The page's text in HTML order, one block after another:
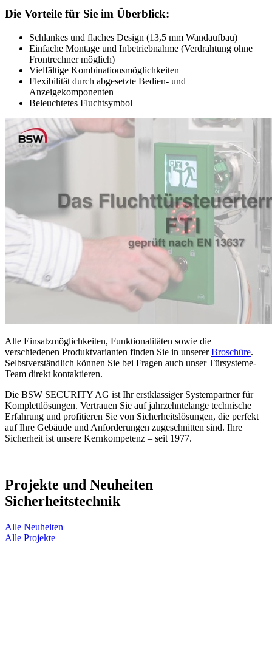
Die Vorteile für Sie im Überblick:
Schlankes und flaches Design (13,5 mm Wandaufbau)
Einfache Montage und Inbetriebnahme (Verdrahtung ohne
Frontrechner möglich)
Vielfältige Kombinationsmöglichkeiten
Flexibilität durch abgesetzte Bedien- und
Anzeigekomponenten
Beleuchtetes Fluchtsymbol
Alle Einsatzmöglichkeiten, Funktionalitäten sowie die
verschiedenen Produktvarianten finden Sie in unserer Broschüre.
Selbstverständlich können Sie bei Fragen auch unser Türsysteme-
Team direkt kontaktieren.
Die BSW SECURITY AG ist Ihr erstklassiger Systempartner für
Komplettlösungen. Vertrauen Sie auf jahrzehntelange technische
Erfahrung und profitieren Sie von Sicherheitslösungen, die perfekt
auf Ihre Gebäude und Anforderungen zugeschnitten sind. Ihre
Sicherheit ist unsere Kernkompetenz – seit 1977.
Projekte und Neuheiten
Sicherheitstechnik
Alle Neuheiten
Alle Projekte